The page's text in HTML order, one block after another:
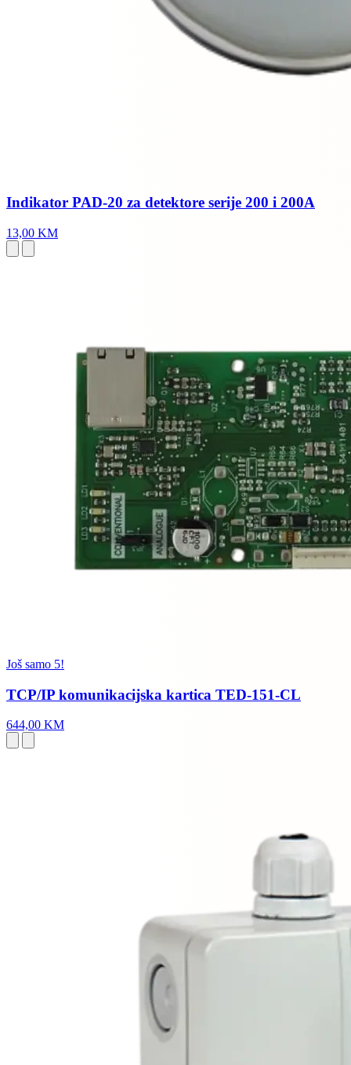
Indikator PAD-20 za detektore serije 200 i 200A
13,00 KM
Još samo 5!
TCP/IP komunikacijska kartica TED-151-CL
644,00 KM